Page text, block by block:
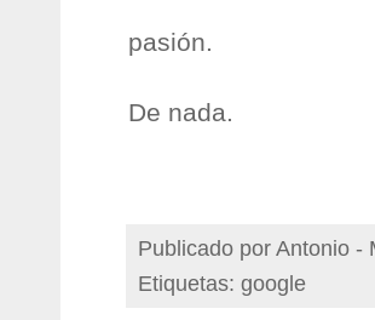
pasión.
De nada.
Publicado porAntonio -
Etiquetas: google